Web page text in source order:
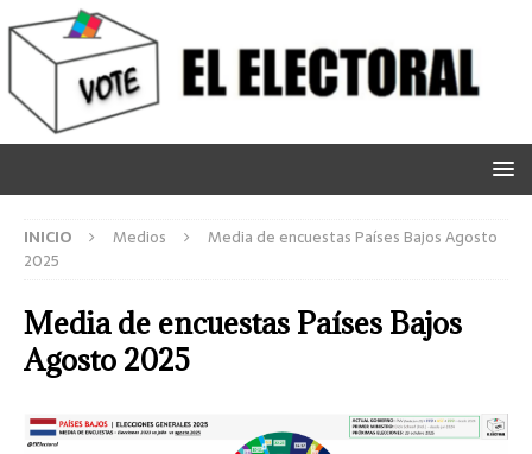
INICIO Medios
Media de encuestas Países Bajos Agosto
2025
Media de encuestas Países Bajos
Agosto 2025